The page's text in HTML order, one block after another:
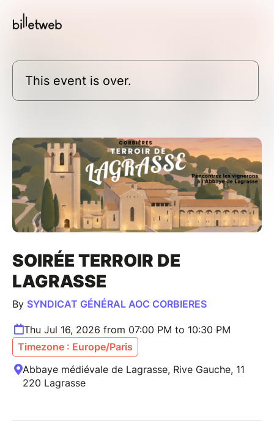
This event is over.
SOIRÉE TERROIR DE
LAGRASSE
By SYNDICAT GÉNÉRAL AOC CORBIERES
Thu Jul 16, 2026 from 07:00 PM to 10:30 PM
Timezone : Europe/Paris
Abbaye médiévale de Lagrasse, Rive Gauche, 11
220 Lagrasse